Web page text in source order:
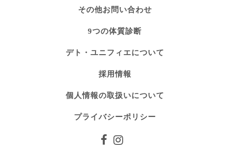
その他お問い合わせ
9つの体質診断
デト・ユニフィエについて
採用情報
個人情報の取扱いについて
プライバシーポリシー